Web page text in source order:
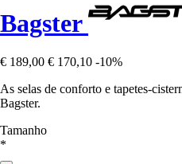
Bagster
€ 189,00 € 170,10 -10%
As selas de conforto e tapetes-
Bagster.
Tamanho
*